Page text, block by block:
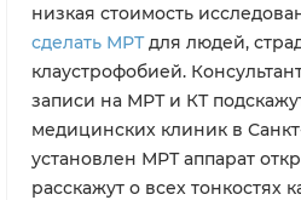
низкая стоимость
сделать МРТдля людей,
клаустрофобией.
записи на МРТ и КТ
медицинских клиник в
установлен МРТ аппарат
расскажут о всех тонкостях